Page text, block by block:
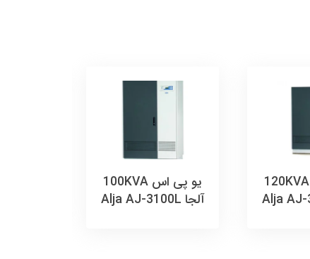
یو پی اس 120KVA
یو پی اس 100KVA
آلجا Alja AJ-3100L